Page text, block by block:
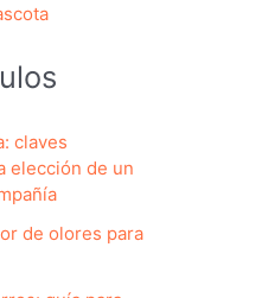
claves
elección de un
de olores para